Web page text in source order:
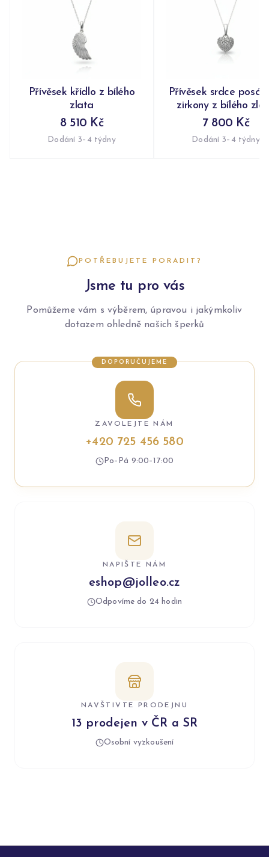
Přívěsek křídlo z bílého
zlata
8 510 Kč
Dodání 3–4 týdny
Přívěsek srdce
zirkony z bílého
7 800 Kč
Dodání 3–4 týdny
POTŘEBUJETE PORADIT?
Jsme tu pro vás
Pomůžeme vám s výběrem, úpravou i jakýmkoliv
dotazem ohledně našich šperků
DOPORUČUJEME
ZAVOLEJTE NÁM
+420 725 456 580
Po–Pá 9:00–17:00
NAPIŠTE NÁM
eshop@jolleo.cz
Odpovíme do 24 hodin
NAVŠTIVTE PRODEJNU
13 prodejen v ČR a SR
Osobní vyzkoušení